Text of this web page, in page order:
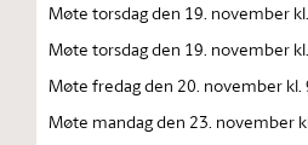
Møte torsdag den 19. november
Møte torsdag den 19. november
Møte fredag den 20. november kl.
Møte mandag den 23. november